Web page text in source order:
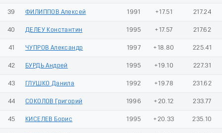
39 ФИЛИППОВ Алексей 1991 +17.51 217.24
40 ДЕЛЕУ Константин 1995 +17.57 217.62
41 ЧУПРОВ Александр 1997 +18.80 225.41
42 БУРДЬ Андрей 1995 +19.10 227.31
43 ГЛУШКО Данила 1992 +19.78 231.62
44 СОКОЛОВ Григорий 1996 +20.12 233.77
45 КИСЕЛЕВ Борис 1995 +20.33 235.10